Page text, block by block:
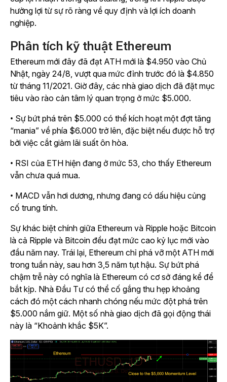
hưởng lợi từ sự rõ ràng về quy định và lợi ích doanh
nghiệp.
Phân tích kỹ thuật Ethereum
Ethereum mới đây đã đạt ATH mới là $4.950 vào Chủ
Nhật, ngày 24/8, vượt qua mức đỉnh trước đó là $4.850
từ tháng 11/2021. Giờ đây, các nhà giao dịch đã đặt mục
tiêu vào rào cản tâm lý quan trọng ở mức $5.000.
• Sự bứt phá trên $5.000 có thể kích hoạt một đợt tăng
“mania” về phía $6.000 trở lên, đặc biệt nếu được hỗ trợ
bởi việc cắt giảm lãi suất ôn hòa.
• RSI của ETH hiện đang ở mức 53, cho thấy Ethereum
vẫn chưa quá mua.
• MACD vẫn hơi dương, nhưng đang có dấu hiệu củng
cố trung tính.
Sự khác biệt chính giữa Ethereum và Ripple hoặc Bitcoin
là cả Ripple và Bitcoin đều đạt mức cao kỷ lục mới vào
đầu năm nay. Trái lại, Ethereum chỉ phá vỡ một ATH mới
trong tuần này, sau hơn 3,5 năm tụt hậu. Sự bứt phá
chậm trễ này có nghĩa là Ethereum có cơ sở đáng kể để
bắt kịp. Nhà Đầu Tư có thể cố gắng thu hẹp khoảng
cách đó một cách nhanh chóng nếu mức đột phá trên
$5.000 nắm giữ. Một số nhà giao dịch đã gọi động thái
này là “Khoảnh khắc $5K”.